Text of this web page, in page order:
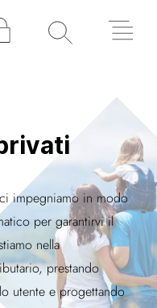
impegniamo in modo
per garantirvi il
nella
prestando
utente e progettando